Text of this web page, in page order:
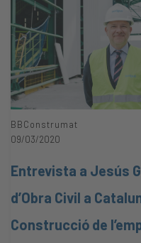
BBConstrumat
09/03/2020
Entrevista a Jesús
d’Obra Civil a
Construcció de